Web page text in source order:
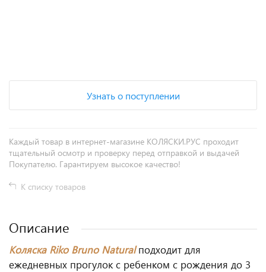
Узнать о поступлении
Каждый товар в интернет-магазине КОЛЯСКИ.РУС проходит
тщательный осмотр и проверку перед отправкой и выдачей
Покупателю. Гарантируем высокое качество!
К списку товаров
Описание
Коляска Riko Bruno Naturalподходит для
ежедневных прогулок с ребенком с рождения до 3